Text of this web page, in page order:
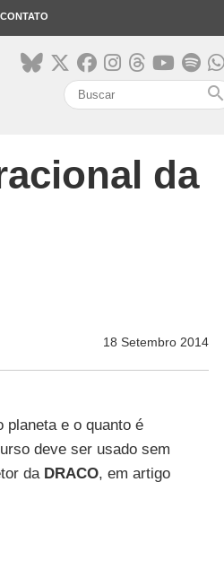
CONTATO
search
da
18 Setembro 2014
planeta e o quanto é
deve ser usado sem
da DRACO, em artigo